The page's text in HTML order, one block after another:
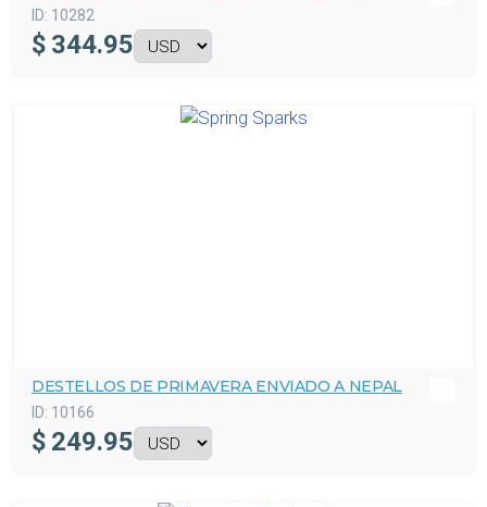
ID: 10282
$ 344.95
DESTELLOS DE PRIMAVERA ENVIADO A NEPAL
ID: 10166
$ 249.95